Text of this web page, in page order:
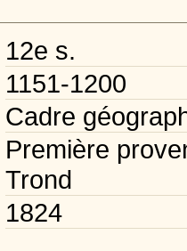
12e s.
1151-1200
Cadre
Première
Trond
1824